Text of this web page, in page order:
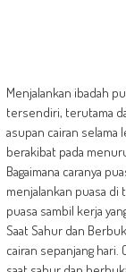
Menjalankan ibadah
tersendiri, terutama
asupan cairan selama
berakibat pada
Bagaimana caranya
menjalankan puasa
puasa sambil kerja
Saat Sahur dan
cairan sepanjang